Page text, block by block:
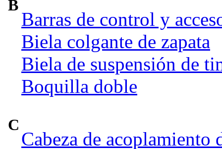
B
Barras de control y
Biela colgante de zapata
Biela de suspensión de
Boquilla doble
C
Cabeza de acoplamiento